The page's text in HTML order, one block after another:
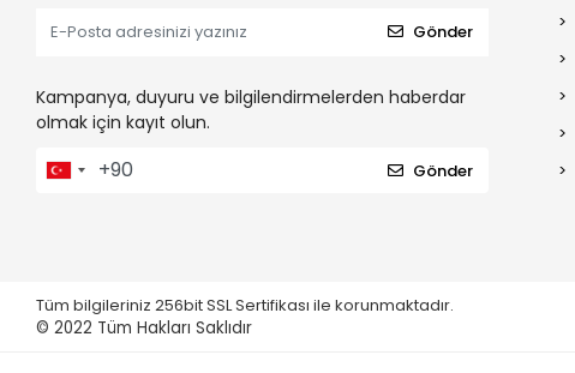
Gönder
Kampanya, duyuru ve bilgilendirmelerden haberdar
olmak için kayıt olun.
Gönder
Tüm bilgileriniz 256bit SSL Sertifikası ile korunmaktadır.
© 2022 Tüm Hakları Saklıdır